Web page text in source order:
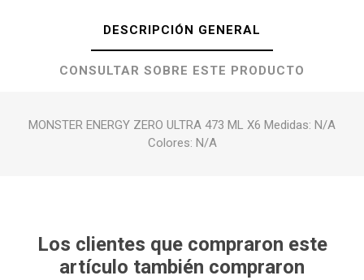
DESCRIPCIÓN GENERAL
CONSULTAR SOBRE ESTE PRODUCTO
MONSTER ENERGY ZERO ULTRA 473 ML X6 Medidas: N/A
Colores: N/A
Los clientes que compraron este
artículo también compraron